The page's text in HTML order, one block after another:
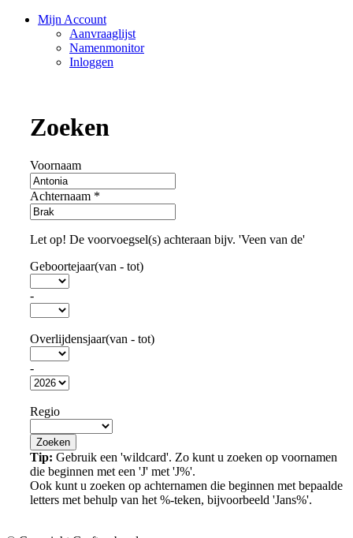
Mijn Account
Aanvraaglijst
Namenmonitor
Inloggen
Zoeken
Voornaam
Achternaam *
Let op! De voorvoegsel(s) achteraan bijv. 'Veen van de'
Geboortejaar(van - tot)
-
Overlijdensjaar(van - tot)
-
Regio
Tip: Gebruik een 'wildcard'. Zo kunt u zoeken op voornamen
die beginnen met een 'J' met 'J%'.
Ook kunt u zoeken op achternamen die beginnen met bepaalde
letters met behulp van het %-teken, bijvoorbeeld 'Jans%'.